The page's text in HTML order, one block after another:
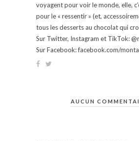
voyagent pour voir le monde, elle,
pour le « ressentir » (et,
tous les desserts au chocolat qui
Sur Twitter, Instagram et TikTok:
Sur Facebook: facebook.com/
AUCUN